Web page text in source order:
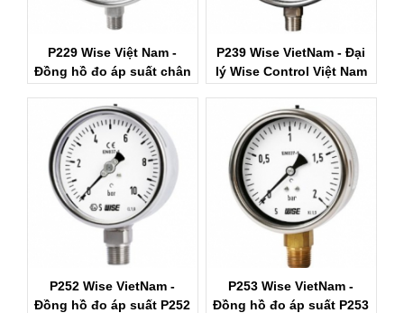
P229 Wise Việt Nam -
Đồng hồ đo áp suất chân
P239 Wise VietNam - Đại
lý Wise Control Việt Nam
P252 Wise VietNam -
Đồng hồ đo áp suất P252
P253 Wise VietNam -
Đồng hồ đo áp suất P253